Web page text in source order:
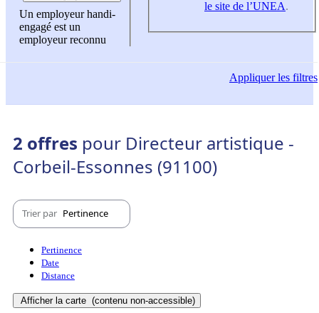
Un employeur handi-
engagé est un
employeur reconnu
le site de l’UNEA.
Appliquerles filtres
2 offres pour Directeur artistique -
Corbeil-Essonnes (91100)
Trier par Pertinence
Pertinence
Date
Distance
Afficher la carte (contenu non-accessible)